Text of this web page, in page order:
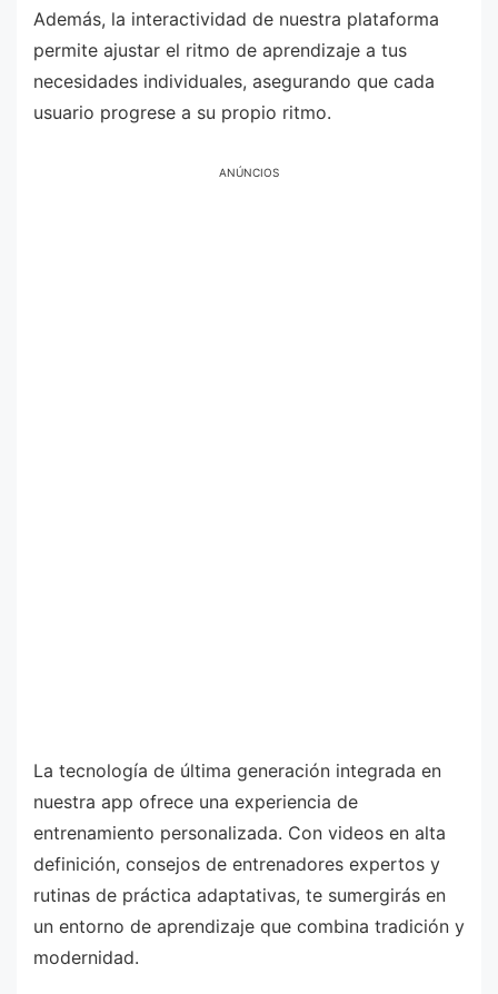
Además, la interactividad de nuestra plataforma
permite ajustar el ritmo de aprendizaje a tus
necesidades individuales, asegurando que cada
usuario progrese a su propio ritmo.
ANÚNCIOS
La tecnología de última generación integrada en
nuestra app ofrece una experiencia de
entrenamiento personalizada. Con videos en alta
definición, consejos de entrenadores expertos y
rutinas de práctica adaptativas, te sumergirás en
un entorno de aprendizaje que combina tradición y
modernidad.